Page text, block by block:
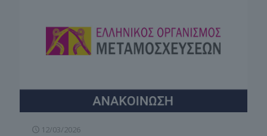
12/03/2026